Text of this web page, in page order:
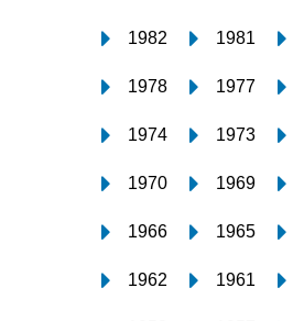
1982 1981
1978 1977
1974 1973
1970 1969
1966 1965
1962 1961